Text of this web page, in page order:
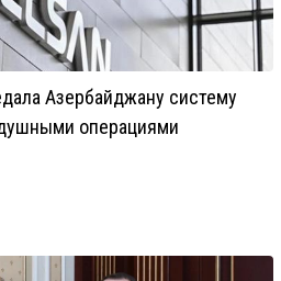
Азербайджану систему
операциями